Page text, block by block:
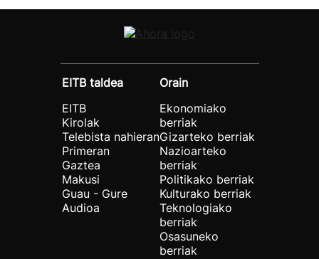
EITB taldea
EITB
Kirolak
Telebista nahieran
Primeran
Gaztea
Makusi
Guau - Gure
Audioa
Orain
Ekonomiako
berriak
Gizarteko berriak
Nazioarteko
berriak
Politikako berriak
Kulturako berriak
Teknologiako
berriak
Osasuneko
berriak